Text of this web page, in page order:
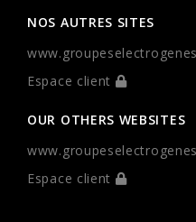
NOS AUTRES SITES
Espace client
OUR OTHERS WEBSITES
Espace client